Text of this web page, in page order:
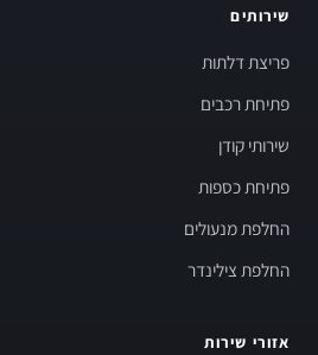
שירותים
פריצת דלתות
פתיחת רכבים
שירותי קודן
פתיחת כספות
החלפת מנעולים
החלפת צילינדר
אזורי שירות